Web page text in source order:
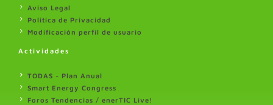
Aviso Legal
Politica de Privacidad
Modificación perfil de usuario
Actividades
TODAS - Plan Anual
Smart Energy Congress
Foros Tendencias / enerTIC Live!